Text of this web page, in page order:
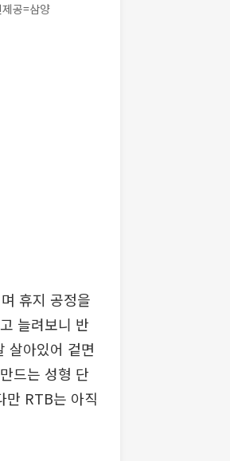
공=삼양
휴지 공정을
늘려보니 반
살아있어 겉면
드는 성형 단
만 RTB는 아직